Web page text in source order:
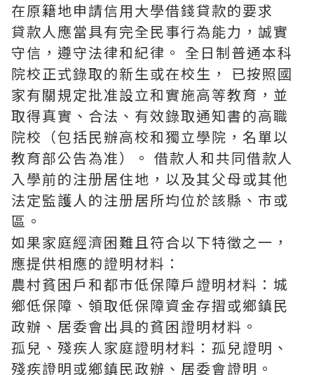
在原籍地申請信用大學借錢貸款的要求
貸款人應當具有完全民事行為能力，誠實
守信，遵守法律和紀律。 全日制普通本科
院校正式錄取的新生或在校生， 已按照國
家有關規定批准設立和實施高等教育，並
取得真實、合法、有效錄取通知書的高職
院校（包括民辦高校和獨立學院，名單以
教育部公告為准）。 借款人和共同借款人
入學前的注册居住地，以及其父母或其他
法定監護人的注册居所均位於該縣、市或
區。
如果家庭經濟困難且符合以下特徵之一，
應提供相應的證明材料：
農村貧困戶和都市低保障戶證明材料：城
鄉低保障、領取低保障資金存摺或鄉鎮民
政辦、居委會出具的貧困證明材料。
孤兒、殘疾人家庭證明材料：孤兒證明、
殘疾證明或鄉鎮民政辦、居委會證明。